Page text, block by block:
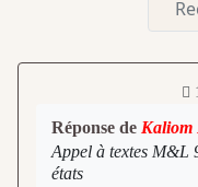
Réponse de Kaliom
Appel à textes M&L
états